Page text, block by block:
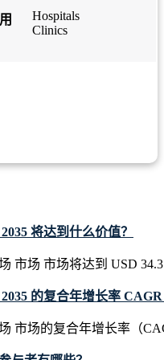
Hospitals
Clinics
将达到什么价值？
市场 市场将达到 USD
的复合年增长率
市场的复合年增长率（